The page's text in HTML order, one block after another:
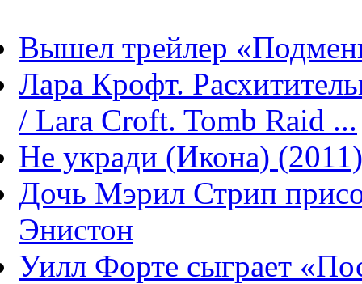
Вышел трейлер
Лара Крофт.
/ Lara Croft. Tomb Raid ...
Не укради (Икона) (2011)
Дочь Мэрил Стрип
Энистон
Уилл Форте сыграет